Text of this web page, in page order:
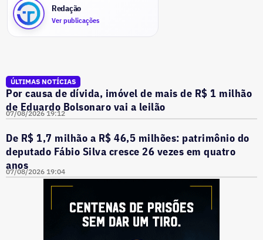
Redação
Ver publicações
ÚLTIMAS NOTÍCIAS
Por causa de dívida, imóvel de mais de R$ 1 milhão
de Eduardo Bolsonaro vai a leilão
07/08/2026 19:12
De R$ 1,7 milhão a R$ 46,5 milhões: patrimônio do
deputado Fábio Silva cresce 26 vezes em quatro
anos
07/08/2026 19:04